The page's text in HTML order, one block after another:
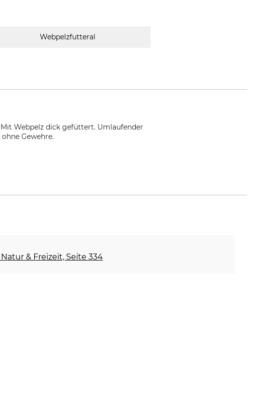
Webpelzfutteral
Webpelz dick gefüttert. Umlaufender
Gewehre.
& Freizeit, Seite 334